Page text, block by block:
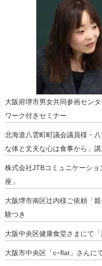
大阪府堺市男女共同参画セン
ワーク付きセミナー
北海道八雲町町議会議員様・
な体と丈夫な心は食事から」講
株式会社JTBコミュニケーシ
座」
大阪堺市南区辻内様ご依頼「
験つき
大阪中央区健康食堂さまにて「
大阪市中央区「c−flat」さんに